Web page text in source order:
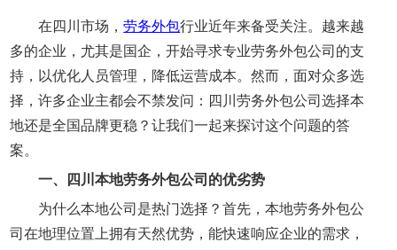
在四川市场，劳务外包行业近年来备受关注。越来越
多的企业，尤其是国企，开始寻求专业劳务外包公司的支
持，以优化人员管理，降低运营成本。然而，面对众多选
择，许多企业主都会不禁发问：四川劳务外包公司选择本
地还是全国品牌更稳？让我们一起来探讨这个问题的答
案。
一、
四川本地劳务外包公司的优劣势
为什么本地公司是热门选择？首先，本地劳务外包公
司在地理位置上拥有天然优势，能快速响应企业的需求，